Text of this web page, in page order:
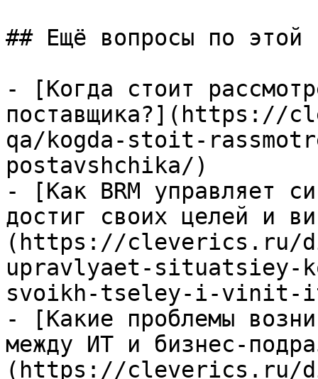
## Ещё вопросы по этой
- [Когда стоит
qa/kogda-stoit-
postavshchika/)
- [Как BRM управляет
достиг своих целей и
(https://cleverics.ru/
upravlyaet-situatsiey-
svoikh-tseley-i-
- [Какие проблемы
между ИТ и бизнес-
(https://cleverics.ru/